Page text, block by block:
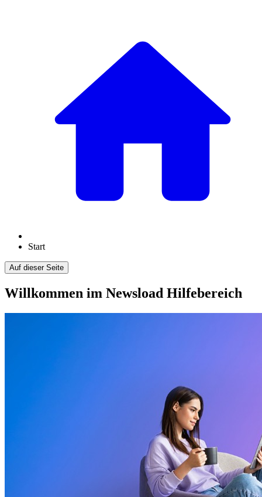
Start
Auf dieser Seite
Willkommen im Newsload Hilfebereich